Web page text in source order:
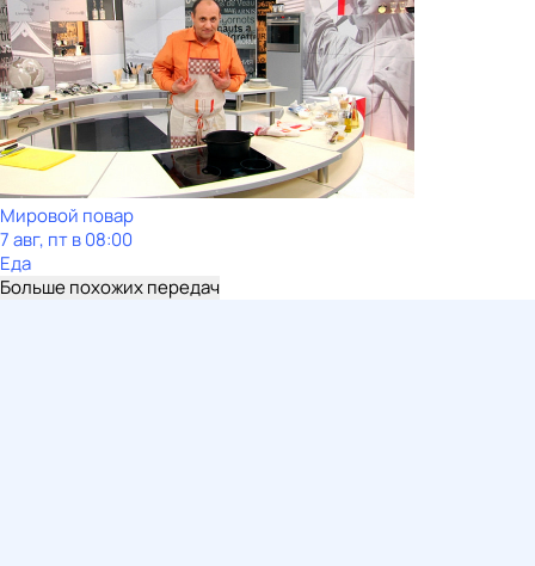
Мировой повар
7 авг, пт в 08:00
Еда
Больше похожих передач